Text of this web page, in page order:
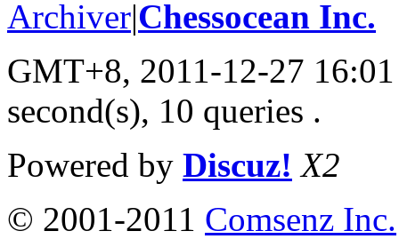
Archiver|Chessocean Inc.
GMT+8, 2011-12-27 16:01
second(s), 10 queries .
Powered by Discuz! X2
© 2001-2011 Comsenz Inc.